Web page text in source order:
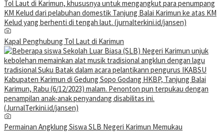
Kapal Penghubung Tol Laut di Karimun
Permainan Angklung Siswa SLB Negeri Karimun Memukau